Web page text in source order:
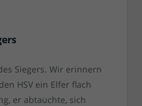
Siegers. Wir erinnern
HSV ein Elfer flach
er abtauchte, sich